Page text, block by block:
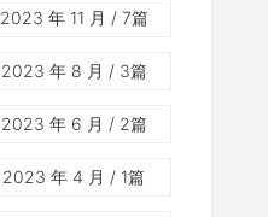
2023 年 11 月 / 7篇
2023 年 8 月 / 3篇
2023 年 6 月 / 2篇
2023 年 4 月 / 1篇